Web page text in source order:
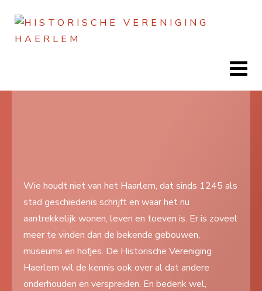
Lezen
Over ons
Search
Wie houdt niet van het Haarlem, dat sinds 1245 als
stad geschiedenis schrijft en waar het nu
aantrekkelijk wonen, leven en toeven is. Er is zoveel
meer te vinden dan de bekende gebouwen,
museums en hofjes. De Historische Vereniging
Haerlem wil de kennis ook over al dat andere
onderhouden en verspreiden. En bedenk wel,